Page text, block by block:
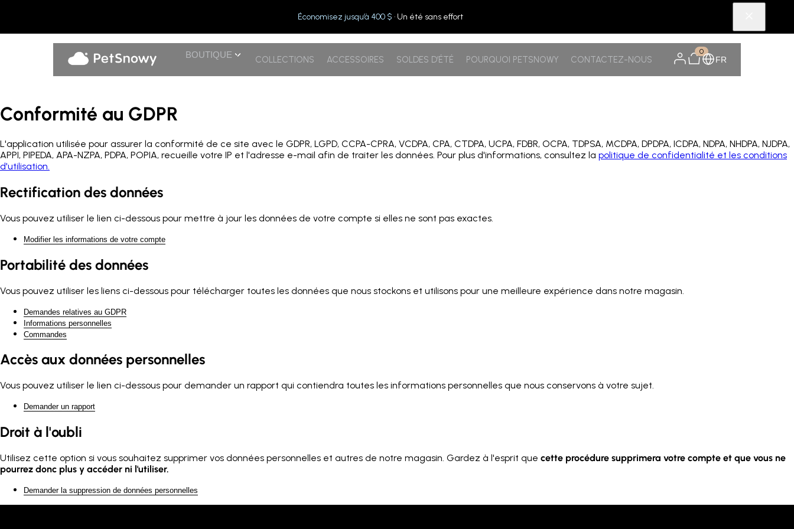
Économisez jusqu’à 400 $ · Un été sans effort
BOUTIQUE COLLECTIONS ACCESSOIRES SOLDES D’ÉTÉ POURQUOI PETSNOWY CONTACTEZ-NOUS
0
FR
Conformité au GDPR
L'application utilisée pour assurer la conformité de ce site avec le GDPR, LGPD, CCPA-CPRA, VCDPA, CPA, CTDPA, UCPA, FDBR, OCPA, TDPSA, MCDPA, DPDPA, ICDPA, NDPA, NHDPA, NJDPA,
APPI, PIPEDA, APA-NZPA, PDPA, POPIA, recueille votre IP et l'adresse e-mail afin de traiter les données. Pour plus d'informations, consultez la politique de confidentialité et les conditions
d'utilisation.
Rectification des données
Vous pouvez utiliser le lien ci-dessous pour mettre à jour les données de votre compte si elles ne sont pas exactes.
Modifier les informations de votre compte
Portabilité des données
Vous pouvez utiliser les liens ci-dessous pour télécharger toutes les données que nous stockons et utilisons pour une meilleure expérience dans notre magasin.
Demandes relatives au GDPR
Informations personnelles
Commandes
Accès aux données personnelles
Vous pouvez utiliser le lien ci-dessous pour demander un rapport qui contiendra toutes les informations personnelles que nous conservons à votre sujet.
Demander un rapport
Droit à l'oubli
Utilisez cette option si vous souhaitez supprimer vos données personnelles et autres de notre magasin. Gardez à l'esprit que cette procédure supprimera votre compte et que vous ne
pourrez donc plus y accéder ni l'utiliser.
Demander la suppression de données personnelles